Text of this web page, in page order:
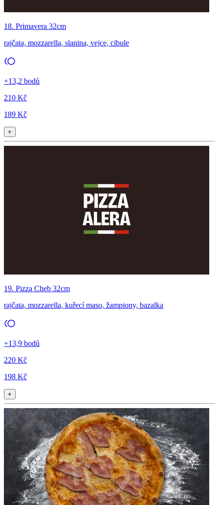
18. Primavera 32cm
rajčata, mozzarella, slanina, vejce, cibule
+13,2 bodů
210 Kč
189 Kč
+
19. Pizza Cheb 32cm
rajčata, mozzarella, kuřecí maso, žampiony, bazalka
+13,9 bodů
220 Kč
198 Kč
+